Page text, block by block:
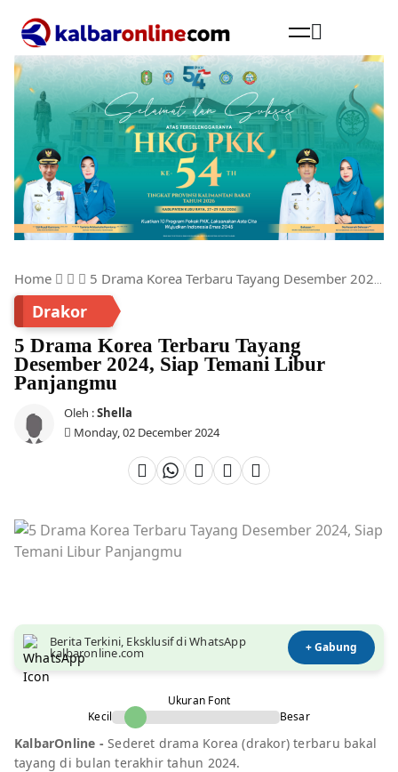
Cari
Home 5 Drama Korea Terbaru Tayang Desember 2024, Siap Temani Libur Panjangmu
Drakor
5 Drama Korea Terbaru Tayang
Desember 2024, Siap Temani Libur
Panjangmu
Oleh :Shella
Monday, 02 December 2024
Berita Terkini, Eksklusif di WhatsApp
kalbaronline.com + Gabung
Ukuran Font
Kecil
Besar
KalbarOnline - Sederet drama Korea (drakor) terbaru bakal
tayang di bulan terakhir tahun 2024.